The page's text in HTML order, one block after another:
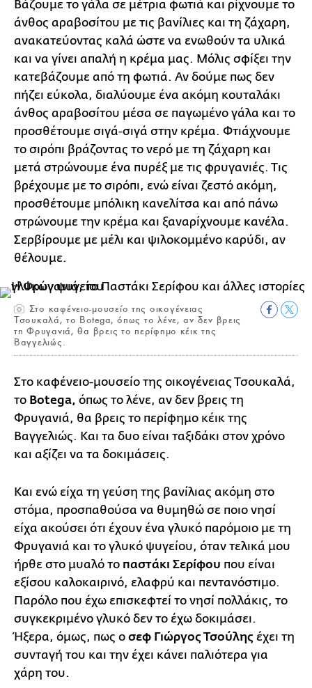
Βάζουμε το γάλα σε μέτρια φωτιά και ρίχνουμε το
άνθος αραβοσίτου με τις βανίλιες και τη ζάχαρη,
ανακατεύοντας καλά ώστε να ενωθούν τα υλικά
και να γίνει απαλή η κρέμα μας. Μόλις σφίξει την
κατεβάζουμε από τη φωτιά. Αν δούμε πως δεν
πήζει εύκολα, διαλύουμε ένα ακόμη κουταλάκι
άνθος αραβοσίτου μέσα σε παγωμένο γάλα και το
προσθέτουμε σιγά-σιγά στην κρέμα. Φτιάχνουμε
το σιρόπι βράζοντας το νερό με τη ζάχαρη και
μετά στρώνουμε ένα πυρέξ με τις φρυγανιές. Τις
βρέχουμε με το σιρόπι, ενώ είναι ζεστό ακόμη,
προσθέτουμε μπόλικη κανελίτσα και από πάνω
στρώνουμε την κρέμα και ξαναρίχνουμε κανέλα.
Σερβίρουμε με μέλι και ψιλοκομμένο καρύδι, αν
θέλουμε.
Στο καφένειο-μουσείο της οικογένειας
Τσουκαλά, το Botega, όπως το λένε, αν δεν βρεις
τη Φρυγανιά, θα βρεις το περίφημο κέικ της
Βαγγελιώς.
Στο καφένειο-μουσείο της οικογένειας Τσουκαλά,
το Botega, όπως το λένε, αν δεν βρεις τη
Φρυγανιά, θα βρεις το περίφημο κέικ της
Βαγγελιώς. Και τα δυο είναι ταξιδάκι στον χρόνο
και αξίζει να τα δοκιμάσεις.
Και ενώ είχα τη γεύση της βανίλιας ακόμη στο
στόμα, προσπαθούσα να θυμηθώ σε ποιο νησί
είχα ακούσει ότι έχουν ένα γλυκό παρόμοιο με τη
Φρυγανιά και το γλυκό ψυγείου, όταν τελικά μου
ήρθε στο μυαλό το παστάκι Σερίφου που είναι
εξίσου καλοκαιρινό, ελαφρύ και πεντανόστιμο.
Παρόλο που έχω επισκεφτεί το νησί πολλάκις, το
συγκεκριμένο γλυκό δεν το έχω δοκιμάσει.
Ήξερα, όμως, πως ο σεφ Γιώργος Τσούλης έχει τη
συνταγή του και την έχει κάνει παλιότερα για
χάρη του.